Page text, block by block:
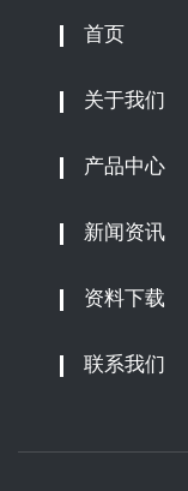
首页
关于我们
产品中心
新闻资讯
资料下载
联系我们